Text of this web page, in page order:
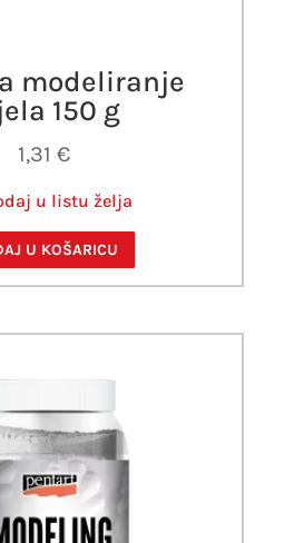
modeliranje
150 g
1,31€
u listu želja
U KOŠARICU